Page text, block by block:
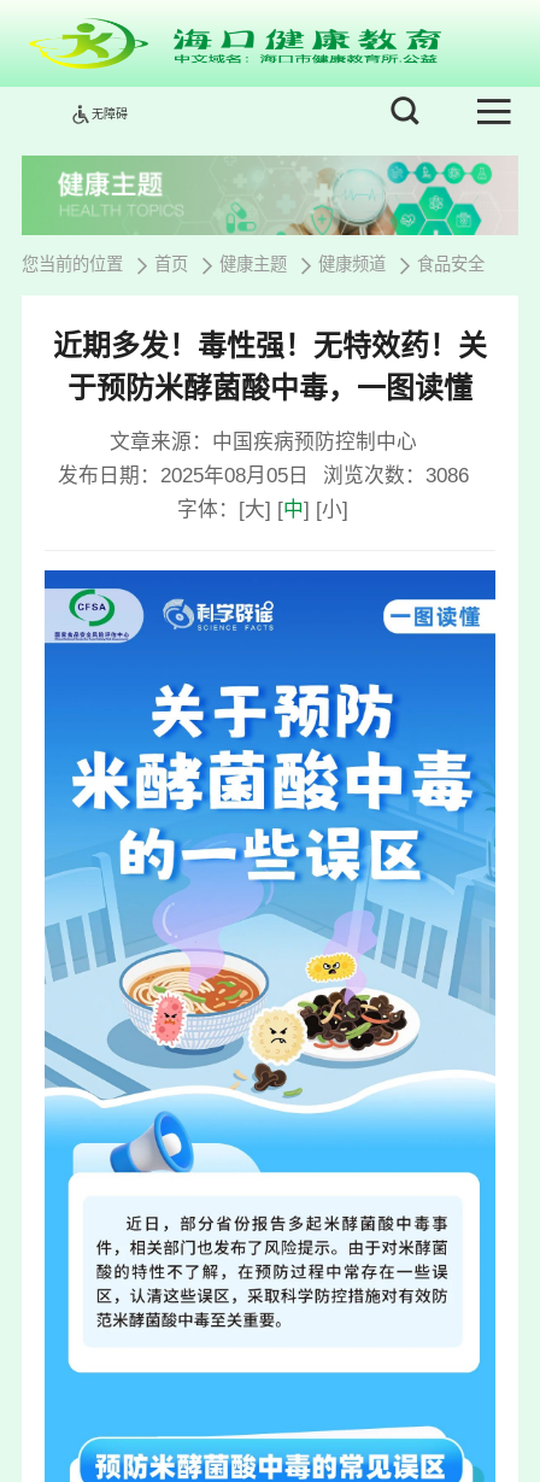
无障碍
您当前的位置 首页 健康主题 健康频道 食品安全
近期多发！毒性强！无特效药！关
于预防米酵菌酸中毒，一图读懂
文章来源：中国疾病预防控制中心
发布日期：2025年08月05日
浏览次数： 3086
字体： [大] [中] [小]